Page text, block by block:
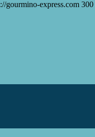
gourmino-express.com 300